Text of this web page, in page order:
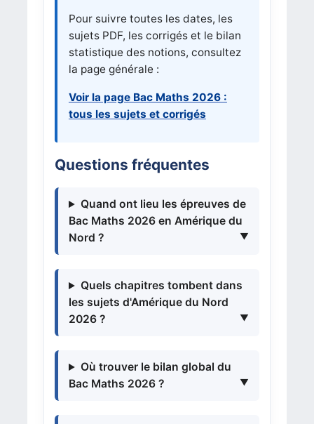
Pour suivre toutes les dates, les
sujets PDF, les corrigés et le bilan
statistique des notions, consultez
la page générale :
Voir la page Bac Maths 2026 :
tous les sujets et corrigés
Questions fréquentes
Quand ont lieu les épreuves de
Bac Maths 2026 en Amérique du
Nord ?
Quels chapitres tombent dans
les sujets d'Amérique du Nord
2026 ?
Où trouver le bilan global du
Bac Maths 2026 ?